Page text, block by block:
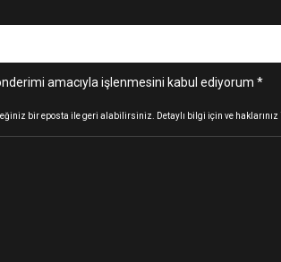
amacıyla işlenmesini kabul ediyorum *
bir eposta ile geri alabilirsiniz. Detaylı bilgi için ve